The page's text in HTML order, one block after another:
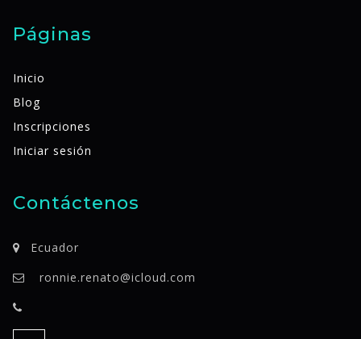
Páginas
Inicio
Blog
Inscripciones
Iniciar sesión
Contáctenos
Ecuador
ronnie.renato@icloud.com